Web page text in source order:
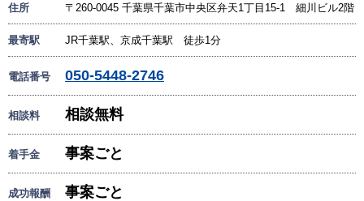
住所 〒260-0045 千葉県千葉市中央区弁天1丁目15-1 細川ビル2階
最寄駅 JR千葉駅、京成千葉駅 徒歩1分
電話番号 050-5448-2746
相談料 相談無料
着手金 事案ごと
成功報酬 事案ごと